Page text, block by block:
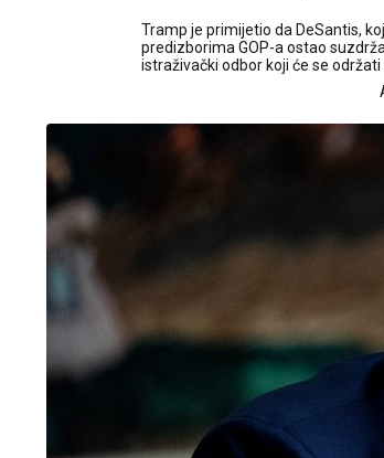
Tramp je primijetio da DeSantis,
predizborima GOP-a ostao
istraživački odbor koji će se održati